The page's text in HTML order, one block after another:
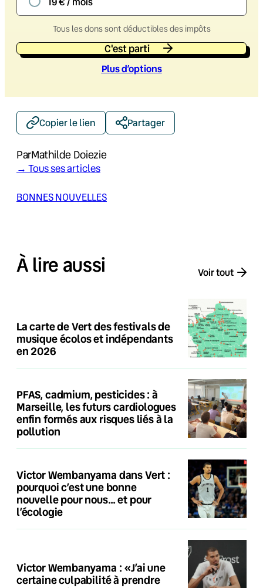
Tous les dons sont déductibles des impôts
C'est parti
Plus d’options
Copier le lien Partager
ParMathilde Doiezie
→ Tous ses articles
BONNES NOUVELLES
À lire aussi Voir tout
La carte de Vert des festivals de
musique écolos et indépendants
en 2026
PFAS, cadmium, pesticides : à
Marseille, les futurs cardiologues
enfin formés aux risques liés à la
pollution
Victor Wembanyama dans Vert :
pourquoi c’est une bonne
nouvelle pour nous… et pour
l’écologie
Victor Wembanyama : «J’ai une
certaine culpabilité à prendre